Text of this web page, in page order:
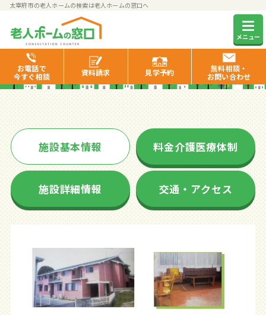
太宰府市の老人ホームの検索は老人ホームの窓口へ
メニュー
お電話で
今すぐ相談
資料請求 見学予約
無料相談・
お問い合わせ
施設基本情報 料金介護医療体制
施設詳細情報 交通・アクセス